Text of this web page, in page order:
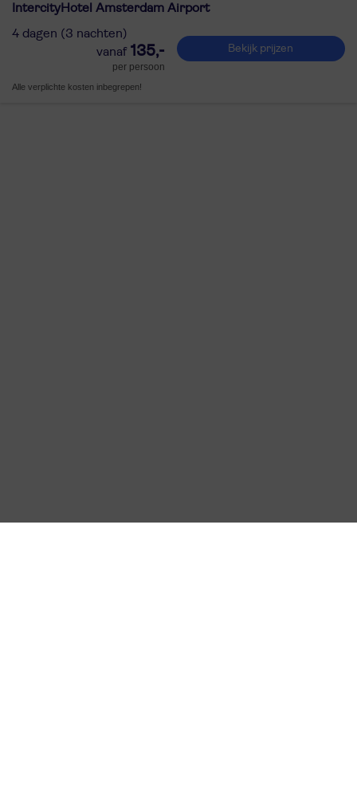
IntercityHotel Amsterdam Airport
4 dagen (3 nachten)
135,-
per persoon
Bekijk prijzen
Alle verplichte kosten inbegrepen!